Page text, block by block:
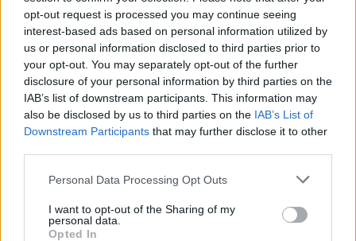
opt-out request is processed you may continue seeing
interest-based ads based on personal information utilized by
us or personal information disclosed to third parties prior to
your opt-out. You may separately opt-out of the further
disclosure of your personal information by third parties on the
IAB’s list of downstream participants. This information may
also be disclosed by us to third parties on the IAB’s List of
Downstream Participants that may further disclose it to other
Personal Data Processing Opt Outs
I want to opt-out of the Sharing of my
personal data.
Opted In
Καρκινογόνες ενώσεις στα
αντηλιακά. Τι να προσέχεις;
16 Ιουλ 2023